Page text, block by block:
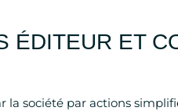
ÉDITEUR ET
la société par actions